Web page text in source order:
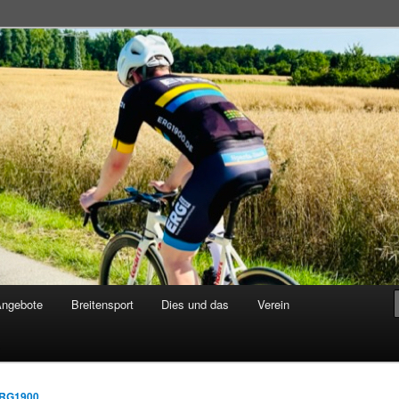
Breitensport Dies und das Verein